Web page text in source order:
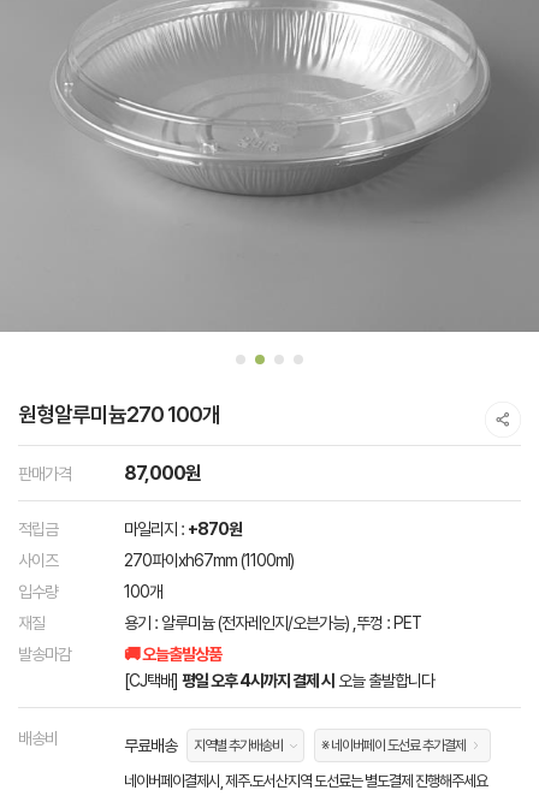
원형알루미늄270 100개
판매가격 87,000원
적립금 마일리지 : +870원
사이즈
270파이xh67mm (1100ml)
입수량
100개
재질
용기 : 알루미늄 (전자레인지/오븐가능) ,뚜껑 : PET
발송마감
🚚 오늘출발상품
[CJ택배] 평일 오후 4시까지 결제 시 오늘 출발합니다
배송비 무료배송 지역별 추가배송비 ※ 네이버페이 도선료 추가결제
네이버페이결제시, 제주.도서산지역 도선료는 별도결제 진행해주세요